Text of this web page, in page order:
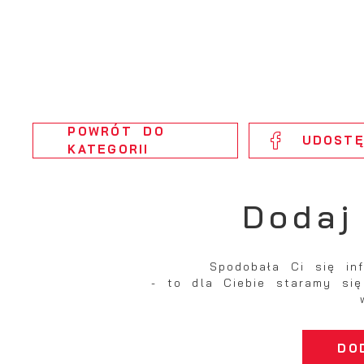
POWRÓT DO
KATEGORII
Spodobała Ci się
- to dla Ciebie staramy się